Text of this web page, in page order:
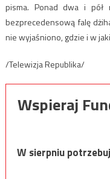
pisma. Ponad dwa i pół
bezprecedensową falę
nie wyjaśniono, gdzie i w
/Telewizja Republika/
Wspieraj
W sierpniu